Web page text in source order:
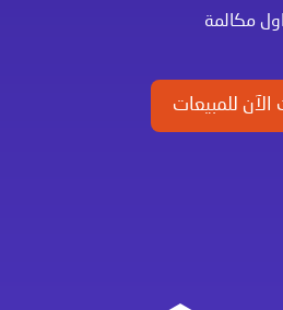
مكالمة
الآن للمبيعات